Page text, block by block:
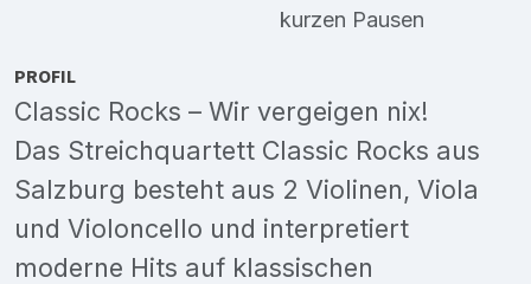
kurzen Pausen
PROFIL
Classic Rocks – Wir vergeigen nix!
Das Streichquartett Classic Rocks aus
Salzburg besteht aus 2 Violinen, Viola
und Violoncello und interpretiert
moderne Hits auf klassischen